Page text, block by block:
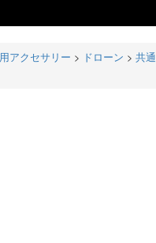
アクセサリー > ドローン > 共通